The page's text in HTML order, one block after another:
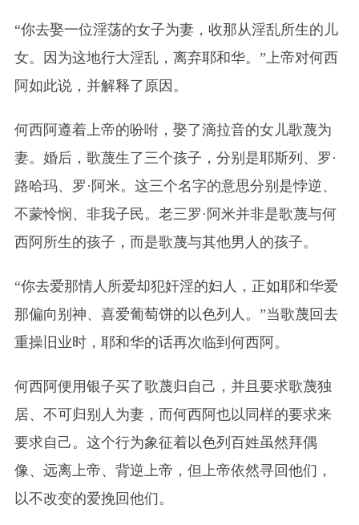
“你去娶一位淫荡的女子为妻，收那从淫乱所生的儿
女。因为这地行大淫乱，离弃耶和华。”上帝对何西
阿如此说，并解释了原因。
何西阿遵着上帝的吩咐，娶了滴拉音的女儿歌蔑为
妻。婚后，歌蔑生了三个孩子，分别是耶斯列、罗·
路哈玛、罗·阿米。这三个名字的意思分别是悖逆、
不蒙怜悯、非我子民。老三罗·阿米并非是歌蔑与何
西阿所生的孩子，而是歌蔑与其他男人的孩子。
“你去爱那情人所爱却犯奸淫的妇人，正如耶和华爱
那偏向别神、喜爱葡萄饼的以色列人。”当歌蔑回去
重操旧业时，耶和华的话再次临到何西阿。
何西阿便用银子买了歌蔑归自己，并且要求歌蔑独
居、不可归别人为妻，而何西阿也以同样的要求来
要求自己。这个行为象征着以色列百姓虽然拜偶
像、远离上帝、背逆上帝，但上帝依然寻回他们，
以不改变的爱挽回他们。